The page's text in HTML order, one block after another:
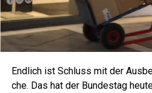
End­lich ist Schluss mit der
che. Das hat der Bun­des­tag